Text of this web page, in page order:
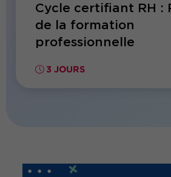
Cycle certifiant RH :
de la formation
professionnelle
3 JOURS